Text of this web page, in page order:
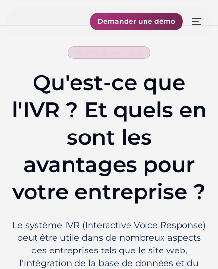
Demander une démo
Qu'est-ce que
l'IVR ? Et quels en
sont les
avantages pour
votre entreprise ?
Le système IVR (Interactive Voice Response)
peut être utile dans de nombreux aspects
des entreprises tels que le site web,
l'intégration de la base de données et du